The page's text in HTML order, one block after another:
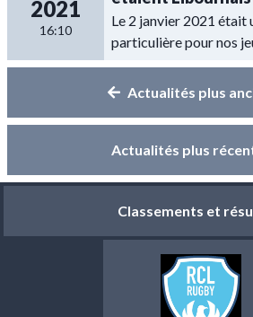
2021
16:10
Le 2 janvier 2021 était
particulière pour nos
Actualités plus
Actualités plus
Classements et